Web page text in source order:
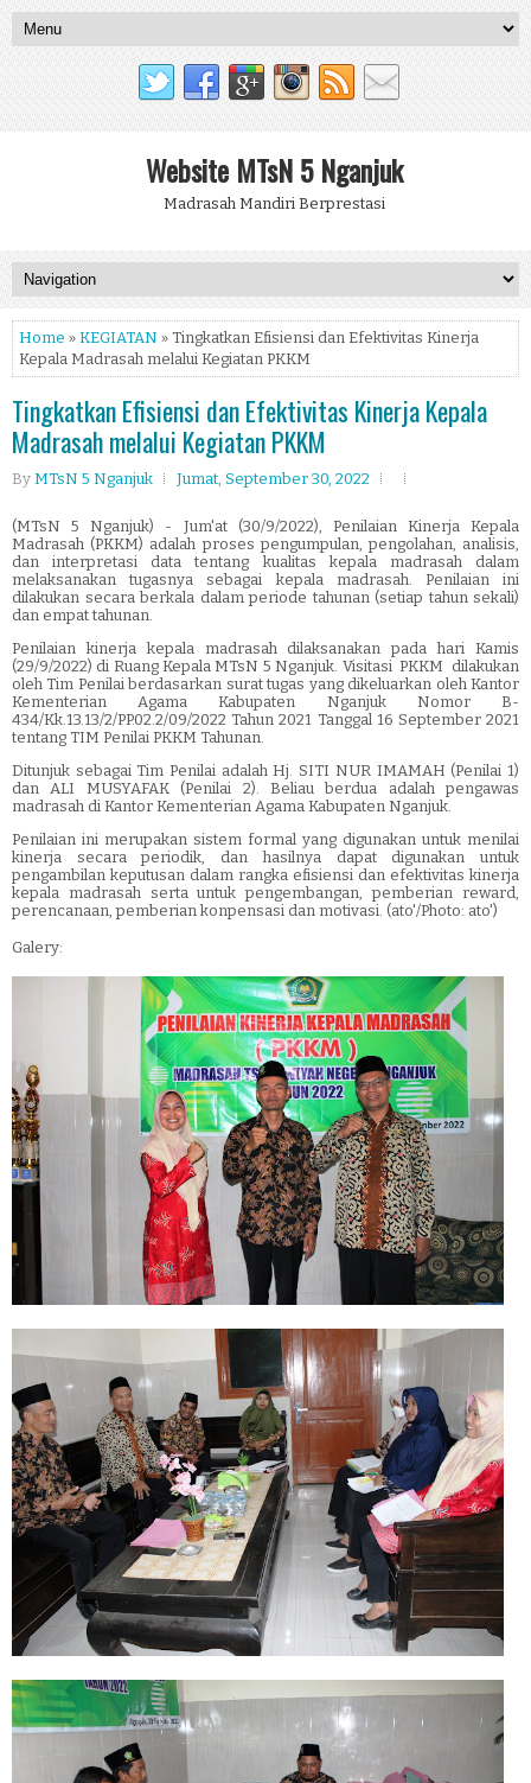
Website MTsN 5 Nganjuk
Madrasah Mandiri Berprestasi
Home » KEGIATAN » Tingkatkan Efisiensi dan Efektivitas Kinerja
Kepala Madrasah melalui Kegiatan PKKM
Tingkatkan Efisiensi dan Efektivitas Kinerja Kepala
Madrasah melalui Kegiatan PKKM
By MTsN 5 Nganjuk Jumat, September 30, 2022
(MTsN 5 Nganjuk) - Jum'at (30/9/2022), Penilaian Kinerja Kepala
Madrasah (PKKM) adalah proses pengumpulan, pengolahan, analisis,
dan interpretasi data tentang kualitas kepala madrasah dalam
melaksanakan tugasnya sebagai kepala madrasah. Penilaian ini
dilakukan secara berkala dalam periode tahunan (setiap tahun sekali)
dan empat tahunan.
Penilaian kinerja kepala madrasah dilaksanakan pada hari Kamis
(29/9/2022) di Ruang Kepala MTsN 5 Nganjuk. Visitasi PKKM dilakukan
oleh Tim Penilai berdasarkan surat tugas yang dikeluarkan oleh Kantor
Kementerian Agama Kabupaten Nganjuk Nomor B-
434/Kk.13.13/2/PP.02.2/09/2022 Tahun 2021 Tanggal 16 September 2021
tentang TIM Penilai PKKM Tahunan.
Ditunjuk sebagai Tim Penilai adalah Hj. SITI NUR IMAMAH (Penilai 1)
dan ALI MUSYAFAK (Penilai 2). Beliau berdua adalah pengawas
madrasah di Kantor Kementerian Agama Kabupaten Nganjuk.
Penilaian ini merupakan sistem formal yang digunakan untuk menilai
kinerja secara periodik, dan hasilnya dapat digunakan untuk
pengambilan keputusan dalam rangka efisiensi dan efektivitas kinerja
kepala madrasah serta untuk pengembangan, pemberian reward,
perencanaan, pemberian konpensasi dan motivasi. (ato'/Photo: ato')
Galery: